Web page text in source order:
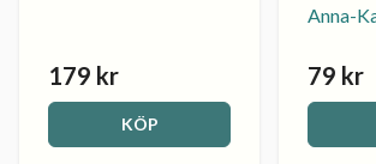
179 kr
KÖP
Anna-
79 kr